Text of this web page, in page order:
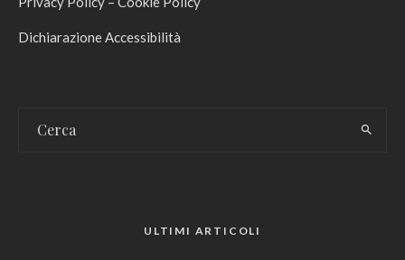
Dichiarazione Accessibilità
ULTIMI ARTICOLI